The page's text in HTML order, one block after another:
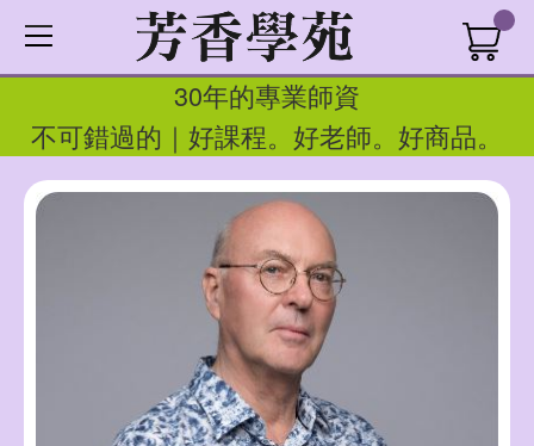
30年的專業師資
不可錯過的｜好課程。好老師。好商品。